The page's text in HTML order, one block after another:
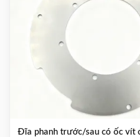
Đĩa phanh trước/sau có ốc vít